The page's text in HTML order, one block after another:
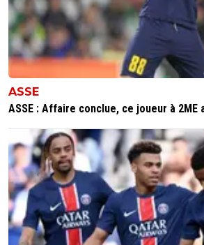
ASSE
ASSE : Affaire conclue, ce joueur à